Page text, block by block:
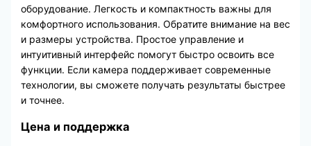
оборудование. Легкость и компактность важны для
комфортного использования. Обратите внимание на вес
и размеры устройства. Простое управление и
интуитивный интерфейс помогут быстро освоить все
функции. Если камера поддерживает современные
технологии, вы сможете получать результаты быстрее
и точнее.
Цена и поддержка